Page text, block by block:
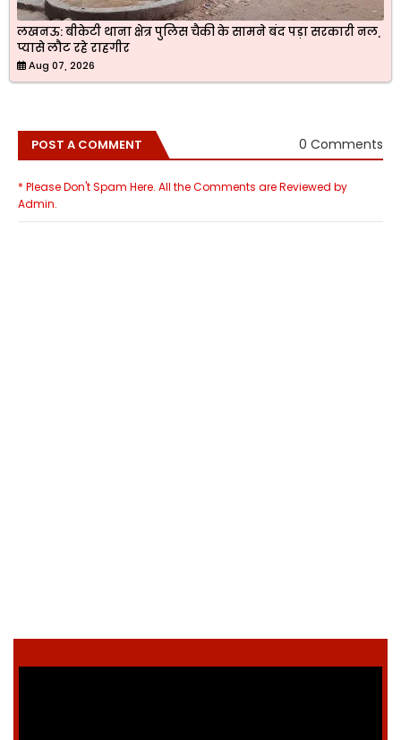
लखनऊ: बीकेटी थाना क्षेत्र पुलिस चैकी के सामने बंद पड़ा सरकारी नल,
प्यासे लौट रहे राहगीर
Aug 07, 2026
POST A COMMENT 0 Comments
* Please Don't Spam Here. All the Comments are Reviewed by
Admin.